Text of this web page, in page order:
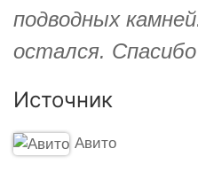
подводных
остался.
Источник
Авито